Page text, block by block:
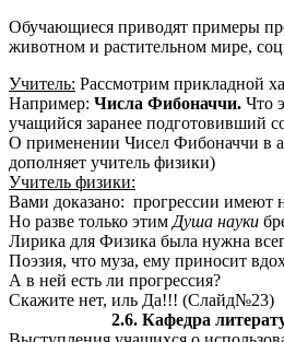
Обучающиеся приводят примеры
животном и растительном мире,
Учитель: Рассмотрим прикладной
Например: Числа Фибоначчи. Что
учащийся заранее подготовивший
О применении Чисел Фибоначчи в
дополняет учитель физики)
Учитель физики:
Вами доказано: прогрессии имеют
Но разве только этим Душа науки
Лирика для Физика была нужна
Поэзия, что муза, ему приносит
А в ней есть ли прогрессия?
Скажите нет, иль Да!!! (Слайд№23)
2.6. Кафедра